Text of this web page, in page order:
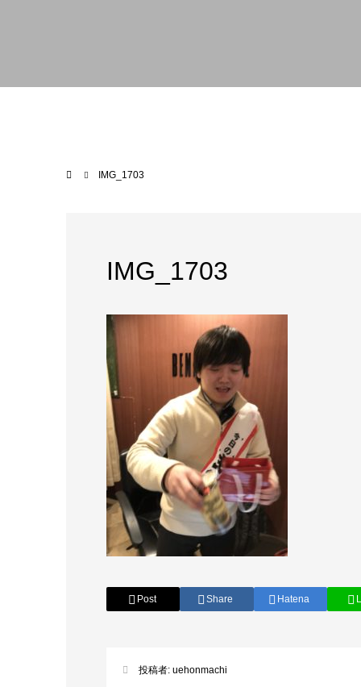
IMG_1703
IMG_1703
Post Share Hatena
投稿者: uehonmachi